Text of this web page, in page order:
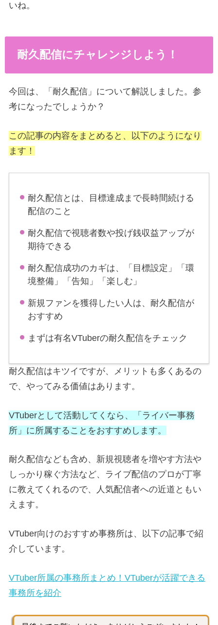
いね。
耐久配信にチャレンジしよう！
今回は、「耐久配信」について解説しました。参
考になったでしょうか？
この記事の内容をまとめると、以下のようになり
ます！
耐久配信とは、目標達成まで長時間続ける
配信のこと
耐久配信で視聴者数や投げ銭収益アップが
期待できる
耐久配信成功のカギは、「目標設定」「環
境整備」「告知」「楽しむ」
新規ファンを獲得したい人は、耐久配信が
おすすめ
まずは有名VTuberの耐久配信をチェック
耐久配信はキツイですが、メリットも多くあるの
で、やってみる価値はあります。
VTuberとして活動してくなら、「ライバー事務
所」に所属することをおすすめします。
耐久配信なども含め、新規視聴者を増やす方法や
しっかり稼ぐ方法など、ライブ配信のプロが丁寧
に教えてくれるので、人気配信者への近道ともい
えます。
VTuber向けのおすすめ事務所は、以下の記事で紹
介しています。
VTuber所属の事務所まとめ！VTuberが活躍できる
事務所を紹介